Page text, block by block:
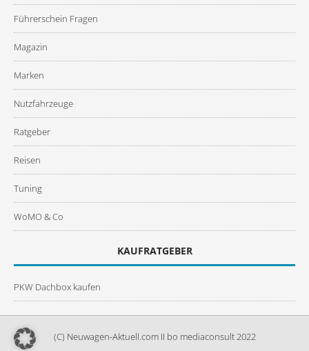
Führerschein Fragen
Magazin
Marken
Nutzfahrzeuge
Ratgeber
Reisen
Tuning
WoMO & Co
KAUFRATGEBER
PKW Dachbox kaufen
(C) Neuwagen-Aktuell.com II bo mediaconsult 2022